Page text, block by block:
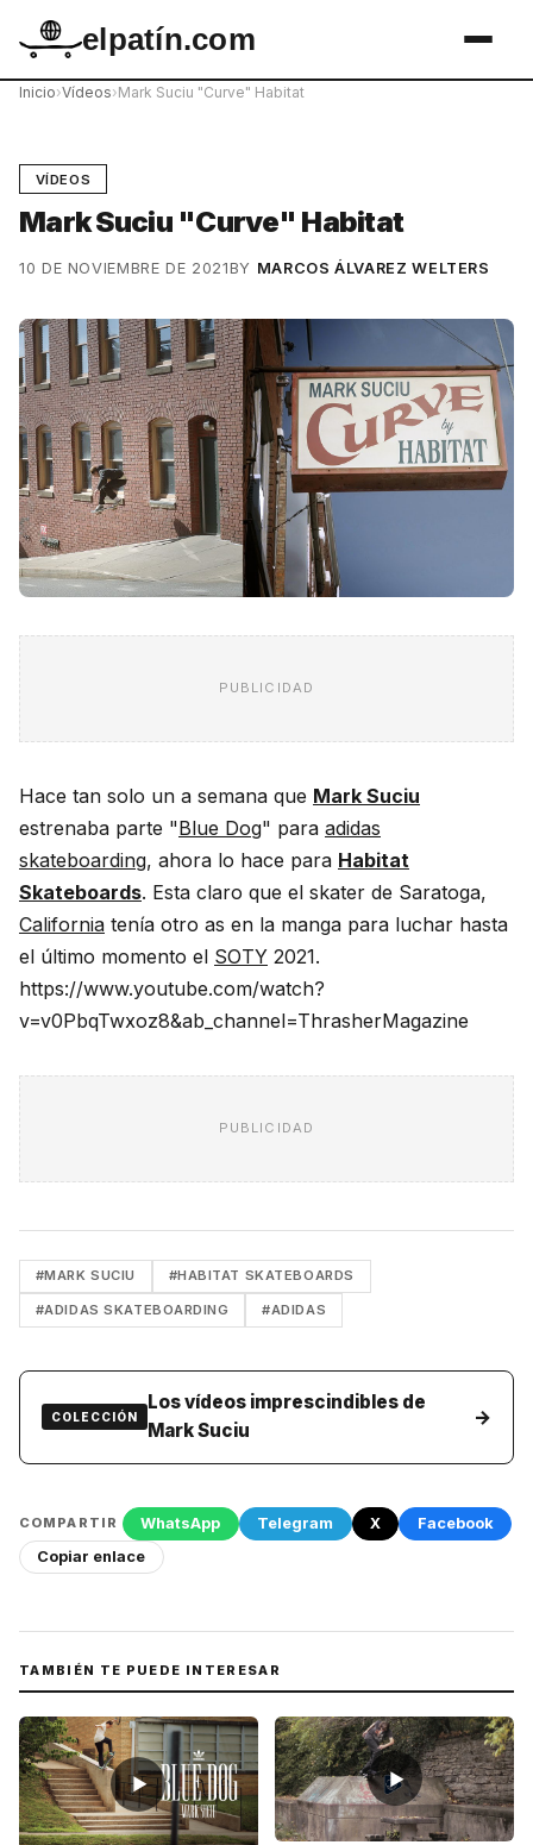
elpatín.com
Inicio›Vídeos›Mark Suciu "Curve" Habitat
VÍDEOS
Mark Suciu "Curve" Habitat
10 DE NOVIEMBRE DE 2021BY MARCOS ÁLVAREZ WELTERS
PUBLICIDAD
Hace tan solo un a semana que Mark Suciu
estrenaba parte "Blue Dog" para adidas
skateboarding, ahora lo hace para Habitat
Skateboards. Esta claro que el skater de Saratoga,
California tenía otro as en la manga para luchar hasta
el último momento el SOTY 2021.
https://www.youtube.com/watch?
v=v0PbqTwxoz8&ab_channel=ThrasherMagazine
PUBLICIDAD
#MARK SUCIU #HABITAT SKATEBOARDS
#ADIDAS SKATEBOARDING #ADIDAS
COLECCIÓN
Los vídeos imprescindibles de
Mark Suciu
→
COMPARTIR WhatsApp Telegram X
Facebook
Copiar enlace
TAMBIÉN TE PUEDE INTERESAR
▶ ▶